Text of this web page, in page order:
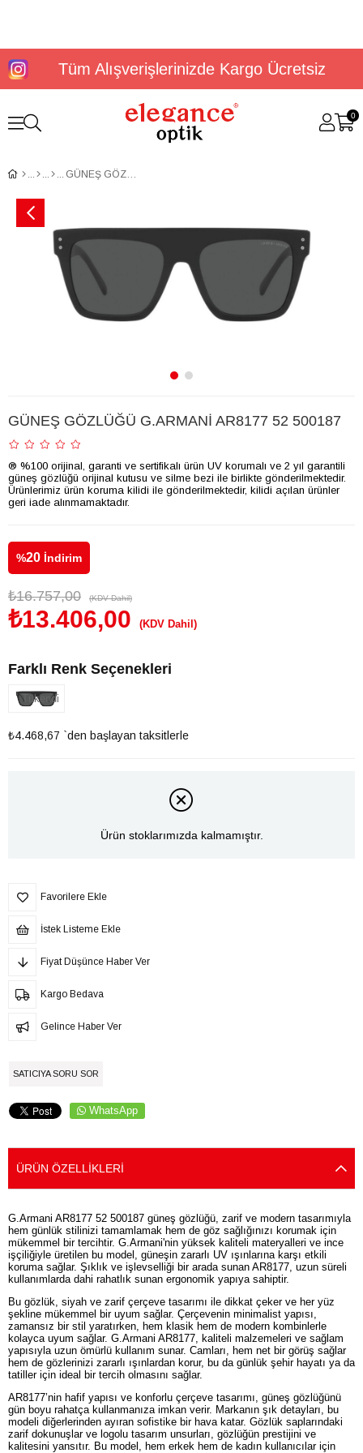
Tüm Alışverişlerinizde Kargo Ücretsiz
0
GÜNEŞ GÖZLÜĞÜ G.ARMANİ AR8177 52 500187
GÜNEŞ GÖZLÜĞÜ G.ARMANİ AR8177 52 500187
® %100 orijinal, garanti ve sertifikalı ürün UV korumalı ve 2 yıl garantili
güneş gözlüğü orijinal kutusu ve silme bezi ile birlikte gönderilmektedir.
Ürünlerimiz ürün koruma kilidi ile gönderilmektedir, kilidi açılan ürünler
geri iade alınmamaktadır.
%20 İndirim
₺16.757,00 (KDV Dahil)
₺13.406,00 (KDV Dahil)
Farklı Renk Seçenekleri
Tükendi
₺4.468,67 `den başlayan taksitlerle
Ürün stoklarımızda kalmamıştır.
Favorilere Ekle
İstek Listeme Ekle
Fiyat Düşünce Haber Ver
Kargo Bedava
Gelince Haber Ver
SATICIYA SORU SOR
WhatsApp
ÜRÜN ÖZELLIKLERI
G.Armani AR8177 52 500187 güneş gözlüğü, zarif ve modern tasarımıyla
hem günlük stilinizi tamamlamak hem de göz sağlığınızı korumak için
mükemmel bir tercihtir. G.Armani'nin yüksek kaliteli materyalleri ve ince
işçiliğiyle üretilen bu model, güneşin zararlı UV ışınlarına karşı etkili
koruma sağlar. Şıklık ve işlevselliği bir arada sunan AR8177, uzun süreli
kullanımlarda dahi rahatlık sunan ergonomik yapıya sahiptir.
Bu gözlük, siyah ve zarif çerçeve tasarımı ile dikkat çeker ve her yüz
şekline mükemmel bir uyum sağlar. Çerçevenin minimalist yapısı,
zamansız bir stil yaratırken, hem klasik hem de modern kombinlerle
kolayca uyum sağlar. G.Armani AR8177, kaliteli malzemeleri ve sağlam
yapısıyla uzun ömürlü kullanım sunar. Camları, hem net bir görüş sağlar
hem de gözlerinizi zararlı ışınlardan korur, bu da günlük şehir hayatı ya da
tatiller için ideal bir tercih olmasını sağlar.
AR8177’nin hafif yapısı ve konforlu çerçeve tasarımı, güneş gözlüğünü
gün boyu rahatça kullanmanıza imkan verir. Markanın şık detayları, bu
modeli diğerlerinden ayıran sofistike bir hava katar. Gözlük saplarındaki
zarif dokunuşlar ve logolu tasarım unsurları, gözlüğün prestijini ve
kalitesini yansıtır. Bu model, hem erkek hem de kadın kullanıcılar için